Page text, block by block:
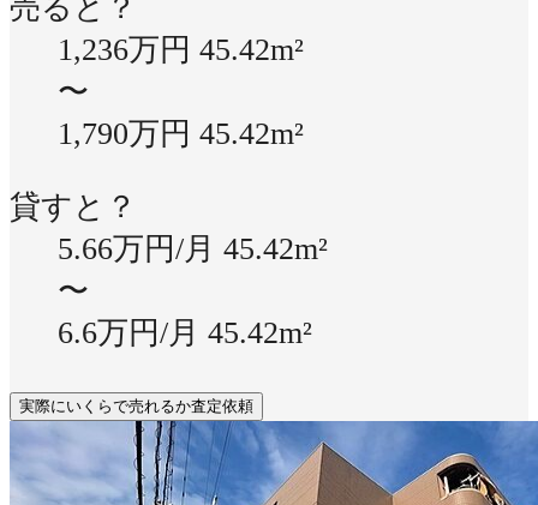
売ると？
1,236万円 45.42m²
〜
1,790万円 45.42m²
貸すと？
5.66万円/月 45.42m²
〜
6.6万円/月 45.42m²
実際にいくらで売れるか査定依頼